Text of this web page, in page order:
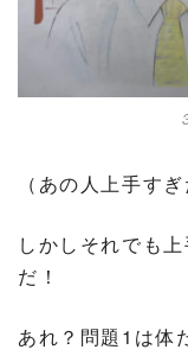
（あの人上手す
しかしそれでも
だ！
あれ？問題1は体